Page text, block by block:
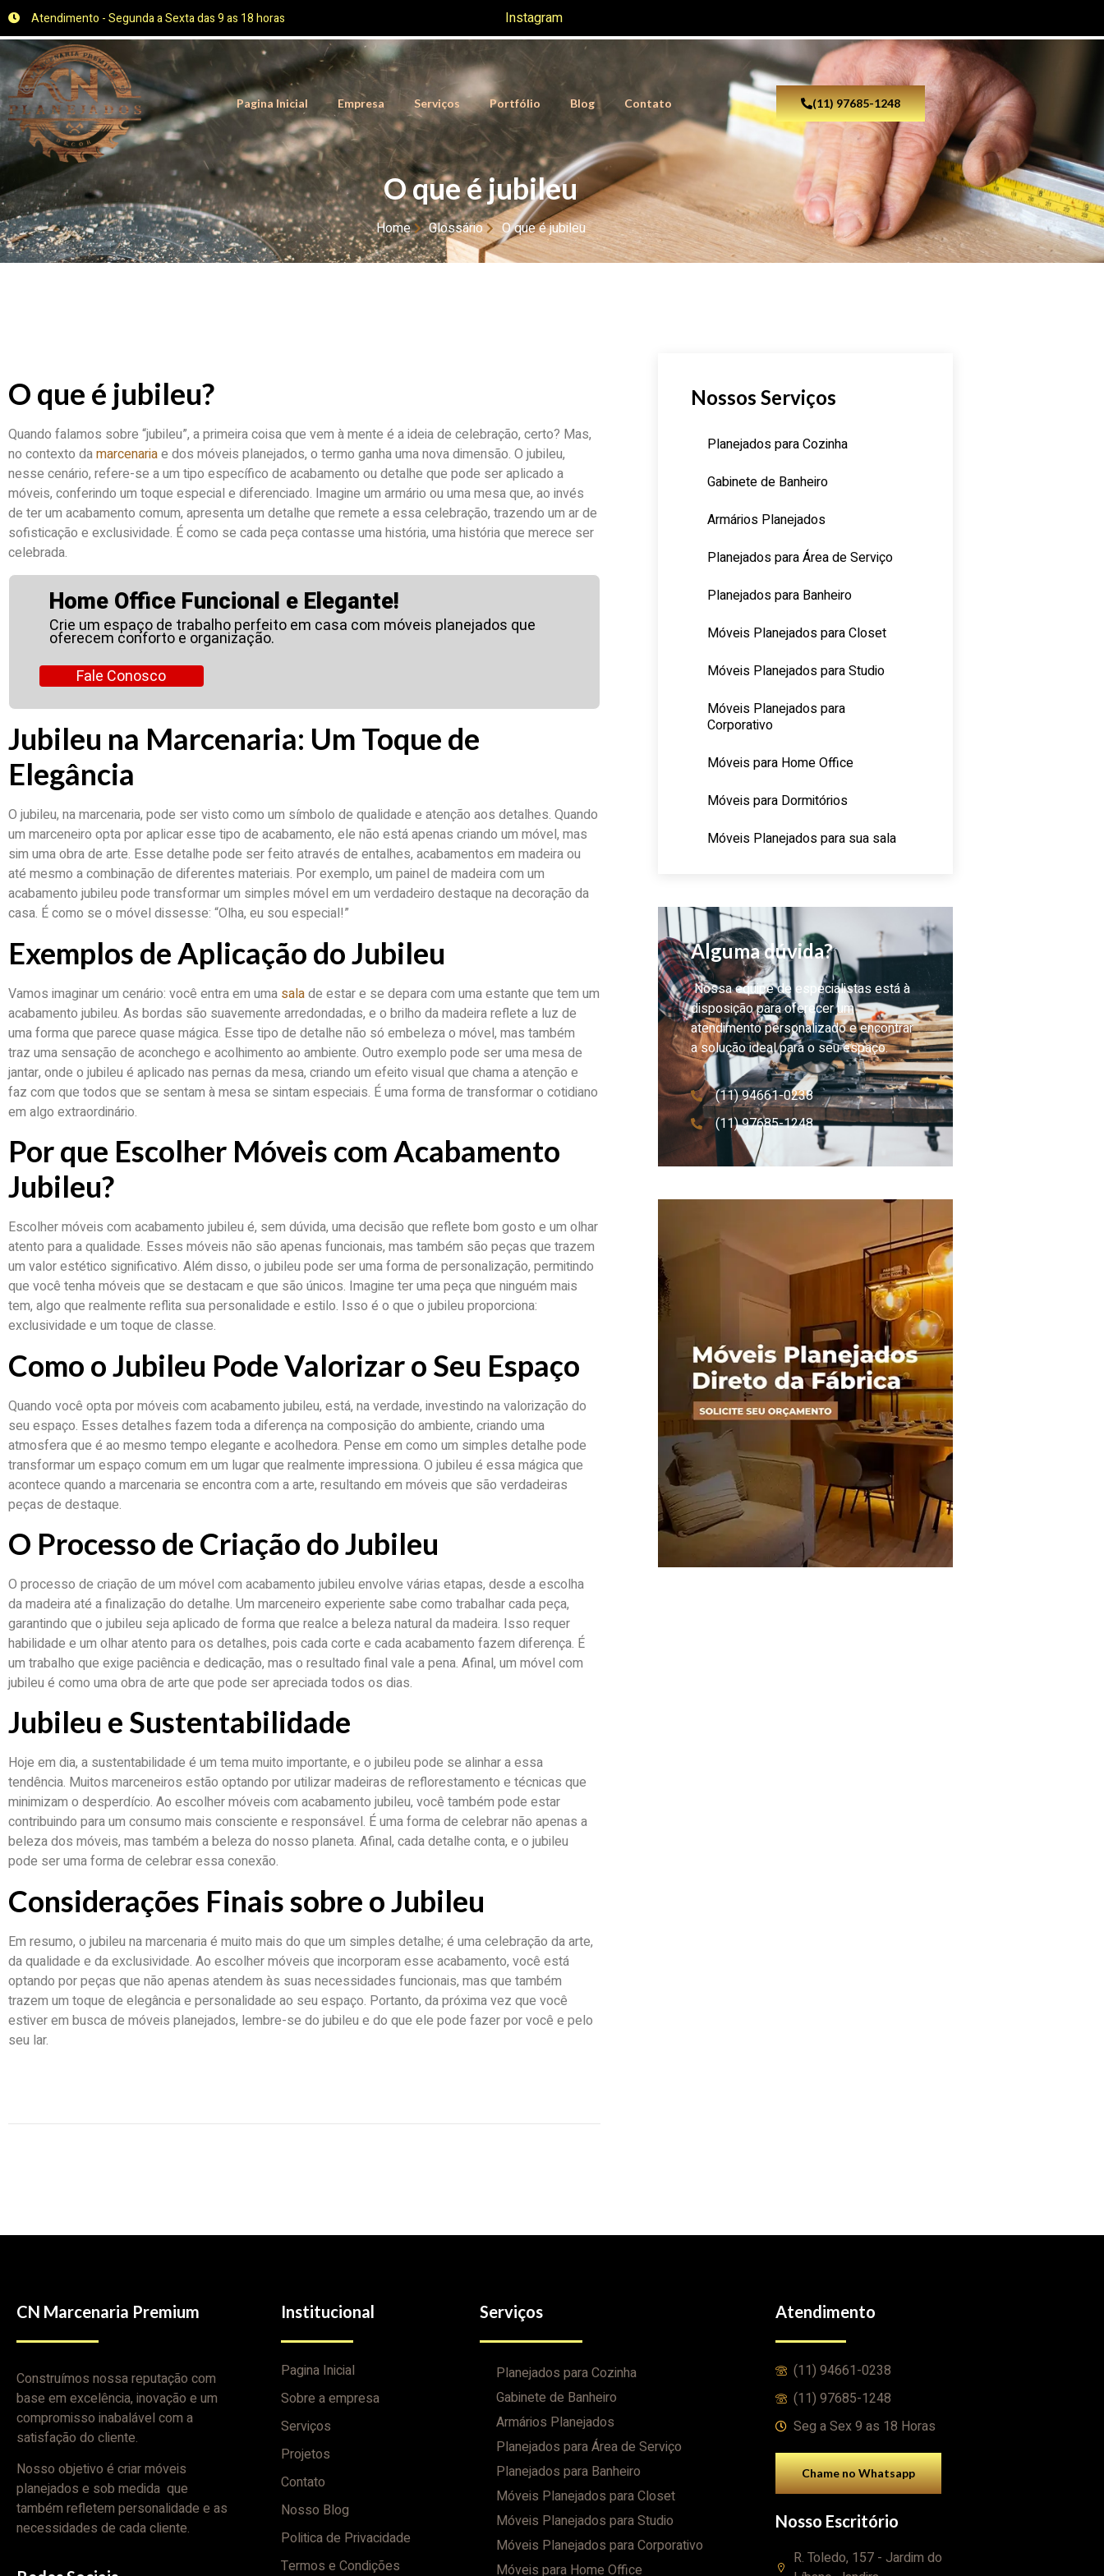
Atendimento - Segunda a Sexta das 9 as 18 horas Instagram
Pagina Inicial Empresa Serviços Portfólio Blog Contato (11) 97685-1248
O que é jubileu
Home Glossário O que é jubileu
O que é jubileu?
Quando falamos sobre “jubileu”, a primeira coisa que vem à mente é a ideia de celebração, certo? Mas,
no contexto damarcenariae dos móveis planejados, o termo ganha uma nova dimensão. O jubileu,
nesse cenário, refere-se a um tipo específico de acabamento ou detalhe que pode ser aplicado a
móveis, conferindo um toque especial e diferenciado. Imagine um armário ou uma mesa que, ao invés
de ter um acabamento comum, apresenta um detalhe que remete a essa celebração, trazendo um ar de
sofisticação e exclusividade. É como se cada peça contasse uma história, uma história que merece ser
celebrada.
Home Office Funcional e Elegante!
Crie um espaço de trabalho perfeito em casa com móveis planejados que
oferecem conforto e organização.
Fale Conosco
Jubileu na Marcenaria: Um Toque de
Elegância
O jubileu, na marcenaria, pode ser visto como um símbolo de qualidade e atenção aos detalhes. Quando
um marceneiro opta por aplicar esse tipo de acabamento, ele não está apenas criando um móvel, mas
sim uma obra de arte. Esse detalhe pode ser feito através de entalhes, acabamentos em madeira ou
até mesmo a combinação de diferentes materiais. Por exemplo, um painel de madeira com um
acabamento jubileu pode transformar um simples móvel em um verdadeiro destaque na decoração da
casa. É como se o móvel dissesse: “Olha, eu sou especial!”
Exemplos de Aplicação do Jubileu
Vamos imaginar um cenário: você entra em uma salade estar e se depara com uma estante que tem um
acabamento jubileu. As bordas são suavemente arredondadas, e o brilho da madeira reflete a luz de
uma forma que parece quase mágica. Esse tipo de detalhe não só embeleza o móvel, mas também
traz uma sensação de aconchego e acolhimento ao ambiente. Outro exemplo pode ser uma mesa de
jantar, onde o jubileu é aplicado nas pernas da mesa, criando um efeito visual que chama a atenção e
faz com que todos que se sentam à mesa se sintam especiais. É uma forma de transformar o cotidiano
em algo extraordinário.
Por que Escolher Móveis com Acabamento
Jubileu?
Escolher móveis com acabamento jubileu é, sem dúvida, uma decisão que reflete bom gosto e um olhar
atento para a qualidade. Esses móveis não são apenas funcionais, mas também são peças que trazem
um valor estético significativo. Além disso, o jubileu pode ser uma forma de personalização, permitindo
que você tenha móveis que se destacam e que são únicos. Imagine ter uma peça que ninguém mais
tem, algo que realmente reflita sua personalidade e estilo. Isso é o que o jubileu proporciona:
exclusividade e um toque de classe.
Como o Jubileu Pode Valorizar o Seu Espaço
Quando você opta por móveis com acabamento jubileu, está, na verdade, investindo na valorização do
seu espaço. Esses detalhes fazem toda a diferença na composição do ambiente, criando uma
atmosfera que é ao mesmo tempo elegante e acolhedora. Pense em como um simples detalhe pode
transformar um espaço comum em um lugar que realmente impressiona. O jubileu é essa mágica que
acontece quando a marcenaria se encontra com a arte, resultando em móveis que são verdadeiras
peças de destaque.
O Processo de Criação do Jubileu
O processo de criação de um móvel com acabamento jubileu envolve várias etapas, desde a escolha
da madeira até a finalização do detalhe. Um marceneiro experiente sabe como trabalhar cada peça,
garantindo que o jubileu seja aplicado de forma que realce a beleza natural da madeira. Isso requer
habilidade e um olhar atento para os detalhes, pois cada corte e cada acabamento fazem diferença. É
um trabalho que exige paciência e dedicação, mas o resultado final vale a pena. Afinal, um móvel com
jubileu é como uma obra de arte que pode ser apreciada todos os dias.
Jubileu e Sustentabilidade
Hoje em dia, a sustentabilidade é um tema muito importante, e o jubileu pode se alinhar a essa
tendência. Muitos marceneiros estão optando por utilizar madeiras de reflorestamento e técnicas que
minimizam o desperdício. Ao escolher móveis com acabamento jubileu, você também pode estar
contribuindo para um consumo mais consciente e responsável. É uma forma de celebrar não apenas a
beleza dos móveis, mas também a beleza do nosso planeta. Afinal, cada detalhe conta, e o jubileu
pode ser uma forma de celebrar essa conexão.
Considerações Finais sobre o Jubileu
Em resumo, o jubileu na marcenaria é muito mais do que um simples detalhe; é uma celebração da arte,
da qualidade e da exclusividade. Ao escolher móveis que incorporam esse acabamento, você está
optando por peças que não apenas atendem às suas necessidades funcionais, mas que também
trazem um toque de elegância e personalidade ao seu espaço. Portanto, da próxima vez que você
estiver em busca de móveis planejados, lembre-se do jubileu e do que ele pode fazer por você e pelo
seu lar.
Nossos Serviços
Planejados para Cozinha
Gabinete de Banheiro
Armários Planejados
Planejados para Área de Serviço
Planejados para Banheiro
Móveis Planejados para Closet
Móveis Planejados para Studio
Móveis Planejados para
Corporativo
Móveis para Home Office
Móveis para Dormitórios
Móveis Planejados para sua sala
Alguma dúvida?
Nossa equipe de especialistas está à
disposição para oferecer um
atendimento personalizado e encontrar
a solução ideal para o seu espaço.
(11) 94661-0238
(11) 97685-1248
CN Marcenaria Premium
Construímos nossa reputação com
base em excelência, inovação e um
compromisso inabalável com a
satisfação do cliente.
Nosso objetivo é criar móveis
planejados e sob medida que
também refletem personalidade e as
necessidades de cada cliente.
Institucional
Pagina Inicial
Sobre a empresa
Serviços
Projetos
Contato
Nosso Blog
Politica de Privacidade
Termos e Condições
Serviços
Planejados para Cozinha
Gabinete de Banheiro
Armários Planejados
Planejados para Área de Serviço
Planejados para Banheiro
Móveis Planejados para Closet
Móveis Planejados para Studio
Móveis Planejados para Corporativo
Móveis para Home Office
Atendimento
(11) 94661-0238
(11) 97685-1248
Seg a Sex 9 as 18 Horas
Chame no Whatsapp
Nosso Escritório
R. Toledo, 157 - Jardim do